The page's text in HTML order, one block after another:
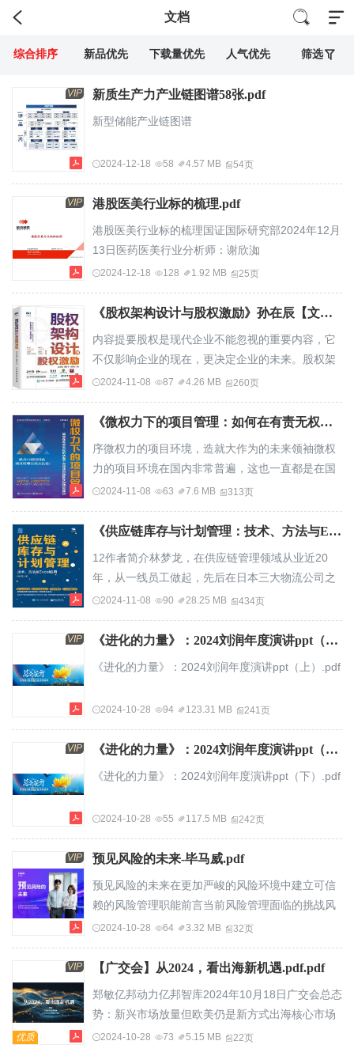
文档
综合排序 新品优先 下载量优先 人气优先 筛选
VIP 新质生产力产业链图谱58张.pdf
新型储能产业链图谱
2024-12-18 58 4.57 MB 54页
VIP 港股医美行业标的梳理.pdf
港股医美行业标的梳理国证国际研究部2024年12月
13日医药医美行业分析师：谢欣洳
（CENo.BRR615）xiexinru@sdicsi.com.hk请参阅
点个股情况03投资建议04风险提示港股医美公司概
康医思健康上美股份完美医疗瑞丽医美毛戈平植发
机构医疗器械雍禾医疗复锐医疗科技32015-2024年
H股医美公司市值TOP10情况排名2015年2018年
2024-12-18 128 1.92 MB 25页
《股权架构设计与股权激励》孙在辰【文字版_PDF电子书_雅书】.pdf
内容提要股权是现代企业不能忽视的重要内容，它
不仅影响企业的现在，更决定企业的未来。股权架
构设计、股权激励、股权投融资、股权转让等，已
内容。企业家应当是企业的股权架构设计师与股权
极性，用可预期的收益激发员工的潜能。本书作者
根据自身丰富的股权架构设计、股权激励等知识与
经验，经过大量的实战与实践检验，总结归纳了
2024-11-08 87 4.26 MB 260页
《微权力下的项目管理：如何在有责无权的状况下带领项目团队获得项目成功（第3版）》肖杨【文字版_PDF电子书_雅书】.pdf
序微权力的项目环境，造就大作为的未来领袖微权
力的项目环境在国内非常普遍，这也一直都是在国
内从事项目管理工作的各类从业人员感到最痛苦的
的责任相匹配的权力，作为项目负责人或项目经
都是非常费心费力的，而且不能简单粗暴地借助被
授予的权力来直接解决人员配合的问题。然而，正
是这样一种逆境式的工作环境，反而更容易激发项
2024-11-08 63 7.6 MB 313页
《供应链库存与计划管理：技术、方法与Excel应用》林梦龙【文字版_PDF电子书_雅书】.pdf
12作者简介林梦龙，在供应链管理领域从业近20
年，从一线员工做起，先后在日本三大物流公司之
一、日本五大化工商社之一、东南亚某浆纸领军集
者对化工、汽车、物流、时尚等行业熟门熟路，对
和实践相结合，为诸多人员提供了咨询、问题研究
着社会的发展，当代企业面临的竞争不再是企业之
2024-11-08 90 28.25 MB 434页
VIP 《进化的力量》：2024刘润年度演讲ppt（上）.pdf
《进化的力量》：2024刘润年度演讲ppt（上）.pdf
2024-10-28 94 123.31 MB 241页
VIP 《进化的力量》：2024刘润年度演讲ppt（下）.pdf
《进化的力量》：2024刘润年度演讲ppt（下）.pdf
2024-10-28 55 117.5 MB 242页
VIP 预见风险的未来-毕马威.pdf
预见风险的未来在更加严峻的风险环境中建立可信
赖的风险管理职能前言当前风险管理面临的挑战风
险职能的五大战略要务让风险少点“冒险”中国视角
理本身已经成为一场冒险，甚企业管理者需要彻底
不确定性，变得比以往任风险视为推动利益相关方
价值的动何时候都更加复杂和紧迫。力和资产。在
当前不断演变的风险环境中，企业正面临着来自...
2024-10-28 64 3.32 MB 32页
VIP
优质
【广交会】从2024，看出海新机遇.pdf.pdf
郑敏亿邦动力亿邦智库2024年10月18日广交会总态
势：新兴市场放量但欧美仍是新方式出海核心市场
根据亿邦智库调研，2023年北美和欧洲依然是出海
2024-10-28 73 5.15 MB 22页